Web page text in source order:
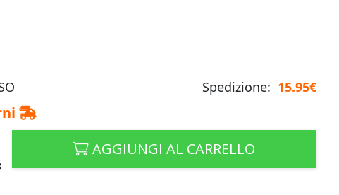
Spedizione: 15.95€
AGGIUNGI AL CARRELLO